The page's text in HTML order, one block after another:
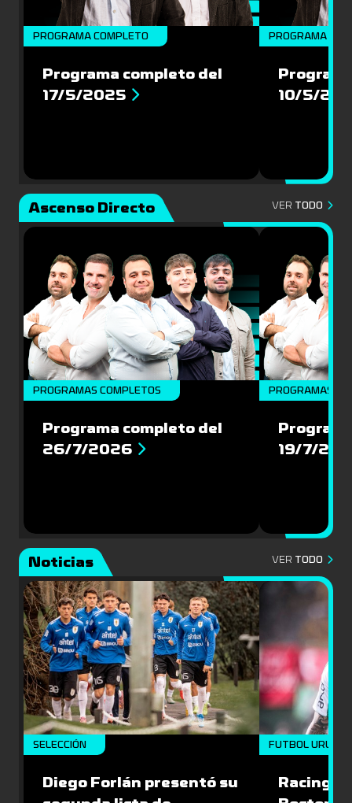
PROGRAMA COMPLETO
Programa completo del
17/5/2025
PROGRAMA
10/5/
Ascenso Directo VER TODO
PROGRAMAS COMPLETOS
Programa completo del
26/7/2026
PROGRAMAS
19/7/
Noticias VER TODO
SELECCIÓN
Diego Forlán presentó su
FUTBOL
Racing